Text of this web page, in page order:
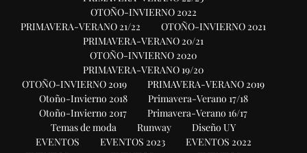
OTOÑO-INVIERNO 2022
PRIMAVERA-VERANO 21/22
OTOÑO-INVIERNO 2021
PRIMAVERA-VERANO 20/21
OTOÑO-INVIERNO 2020
PRIMAVERA-VERANO 19/20
OTOÑO-INVIERNO 2019
PRIMAVERA-VERANO 2019
Otoño-Invierno 2018
Primavera-Verano 17/18
Otoño-Invierno 2017
Primavera-Verano 16/17
Temas de moda
Runway
Diseño UY
EVENTOS
EVENTOS 2023
EVENTOS 2022